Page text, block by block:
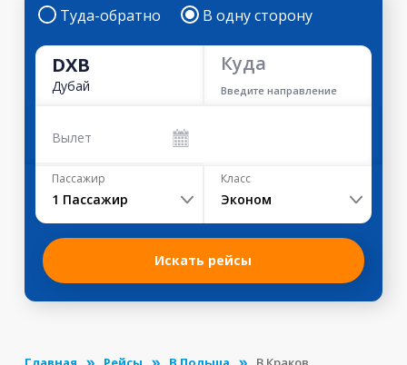
Туда-обратно В одну сторону
DXB
Дубай
Куда
Введите направление
Вылет
Пассажир
1 Пассажир
Класс
Эконом
Искать рейсы